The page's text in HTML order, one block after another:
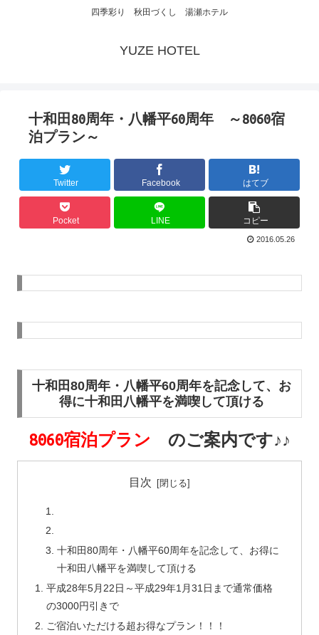
四季彩り 秋田づくし 湯瀬ホテル
YUZE HOTEL
十和田80周年・八幡平60周年 ～8060宿
泊プラン～
Twitter Facebook はてブ
Pocket LINE コピー
2016.05.26
十和田80周年・八幡平60周年を記念して、お
得に十和田八幡平を満喫して頂ける
8060宿泊プラン のご案内です♪♪
目次
十和田80周年・八幡平60周年を記念して、お得に
十和田八幡平を満喫して頂ける
平成28年5月22日～平成29年1月31日まで通常価格
の3000円引きで
ご宿泊いただける超お得なプラン！！！